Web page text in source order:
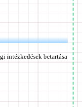
intézkedések betartása